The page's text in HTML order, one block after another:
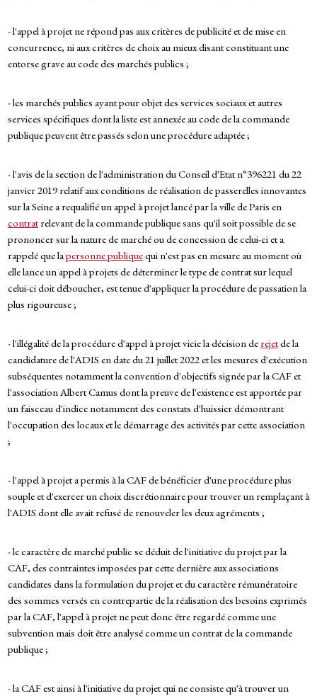
- l'appel à projet ne répond pas aux critères de publicité et de mise en
concurrence, ni aux critères de choix au mieux disant constituant une
entorse grave au code des marchés publics ;
- les marchés publics ayant pour objet des services sociaux et autres
services spécifiques dont la liste est annexée au code de la commande
publique peuvent être passés selon une procédure adaptée ;
- l'avis de la section de l'administration du Conseil d'Etat n°396221 du 22
janvier 2019 relatif aux conditions de réalisation de passerelles innovantes
sur la Seine a requalifié un appel à projet lancé par la ville de Paris en
contratrelevant de la commande publique sans qu'il soit possible de se
prononcer sur la nature de marché ou de concession de celui-ci et a
rappelé que lapersonne publiquequi n'est pas en mesure au moment où
elle lance un appel à projets de déterminer le type de contrat sur lequel
celui-ci doit déboucher, est tenue d'appliquer la procédure de passation la
plus rigoureuse ;
- l'illégalité de la procédure d'appel à projet vicie la décision de rejetde la
candidature de l'ADIS en date du 21 juillet 2022 et les mesures d'exécution
subséquentes notamment la convention d'objectifs signée par la CAF et
l'association Albert Camus dont la preuve de l'existence est apportée par
un faisceau d'indice notamment des constats d'huissier démontrant
l'occupation des locaux et le démarrage des activités par cette association
;
- l'appel à projet a permis à la CAF de bénéficier d'une procédure plus
souple et d'exercer un choix discrétionnaire pour trouver un remplaçant à
l'ADIS dont elle avait refusé de renouveler les deux agréments ;
- le caractère de marché public se déduit de l'initiative du projet par la
CAF, des contraintes imposées par cette dernière aux associations
candidates dans la formulation du projet et du caractère rémunératoire
des sommes versés en contrepartie de la réalisation des besoins exprimés
par la CAF, l'appel à projet ne peut donc être regardé comme une
subvention mais doit être analysé comme un contrat de la commande
publique ;
- la CAF est ainsi à l'initiative du projet qui ne consiste qu'à trouver un